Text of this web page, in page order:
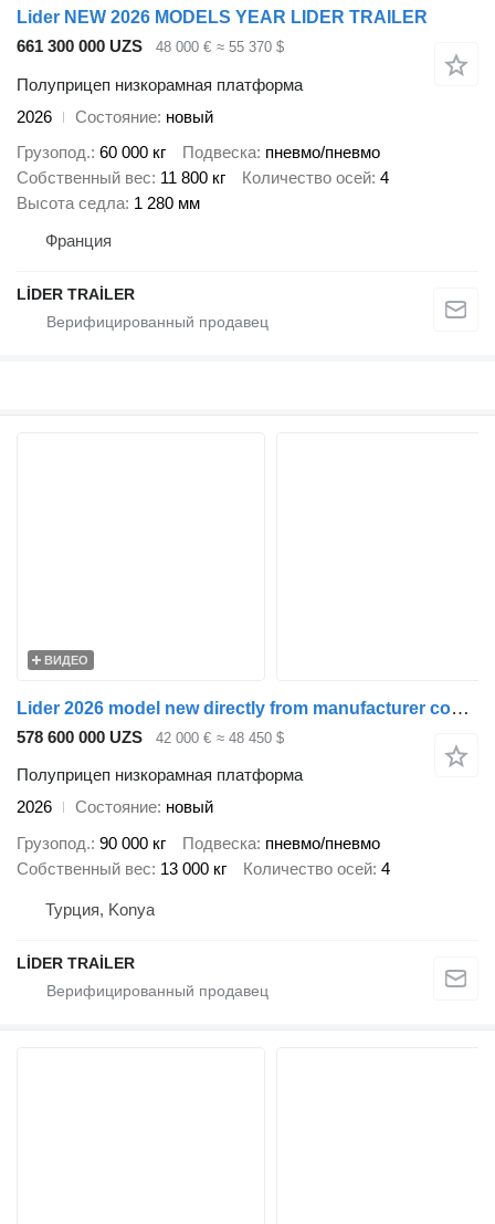
Lider NEW 2026 MODELS YEAR LIDER TRAILER
661 300 000 UZS
48 000 € ≈ 55 370 $
Полуприцеп низкорамная платформа
2026
Состояние новый
Грузопод. 60 000 кг Подвеска пневмо/пневмо
Собственный вес 11 800 кг Количество осей 4
Высота седла 1 280 мм
Франция
LİDER TRAİLER
ВИДЕО
Lider 2026 model new directly from manufacturer company available sto
578 600 000 UZS 42 000 € ≈ 48 450 $
Полуприцеп низкорамная платформа
2026
Состояние новый
Грузопод. 90 000 кг Подвеска пневмо/пневмо
Собственный вес 13 000 кг Количество осей 4
Турция, Konya
LİDER TRAİLER